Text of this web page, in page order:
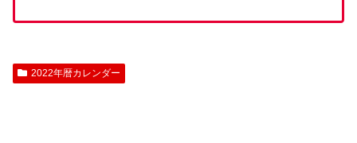
2022年暦カレンダー